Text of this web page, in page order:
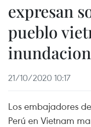
expresan
pueblo
21/10/2020 10:17
Los embajadores
Perú en Vietnam